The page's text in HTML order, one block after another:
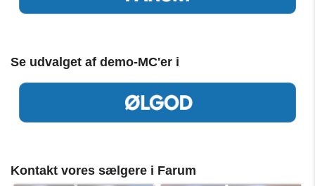
Se udvalget af demo-MC'er i
Kontakt vores sælgere i Farum